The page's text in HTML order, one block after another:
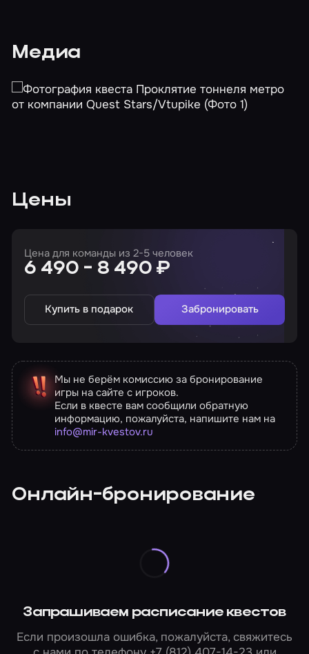
Медиа
Цены
Цена для команды из 2-5 человек
6 490 - 8 490 ₽
Купить в подарок Забронировать
Мы не берём комиссию за бронирование
игры на сайте с игроков.
Если в квесте вам сообщили обратную
информацию, пожалуйста, напишите нам на
info@mir-kvestov.ru
Онлайн-бронирование
Запрашиваем расписание квестов
Если произошла ошибка, пожалуйста, свяжитесь